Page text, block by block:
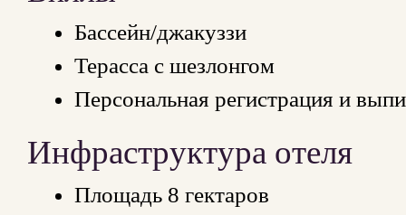
Бассейн/джакуззи
Терасса с шезлонгом
Персональная регистрация и
Инфраструктура отеля
Площадь 8 гектаров